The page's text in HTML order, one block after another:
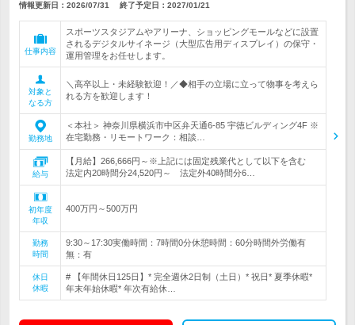
情報更新日：2026/07/31 終了予定日： 2027/01/21
仕事内容
スポーツスタジアムやアリーナ、ショッピングモールなどに設置
されるデジタルサイネージ（大型広告用ディスプレイ）の保守・
運用管理をお任せします。
対象と
なる方
＼高卒以上・未経験歓迎！／◆相手の立場に立って物事を考えら
れる方を歓迎します！
勤務地
＜本社＞ 神奈川県横浜市中区弁天通6-85 宇徳ビルディング4F ※
在宅勤務・リモートワーク：相談…
給与
【月給】266,666円～※上記には固定残業代として以下を含む
法定内20時間分24,520円～ 法定外40時間分6…
初年度
年収
400万円～500万円
勤務
時間
9:30～17:30実働時間：7時間0分休憩時間：60分時間外労働有
無：有
休日
休暇
# 【年間休日125日】* 完全週休2日制（土日）* 祝日* 夏季休暇*
年末年始休暇* 年次有給休…